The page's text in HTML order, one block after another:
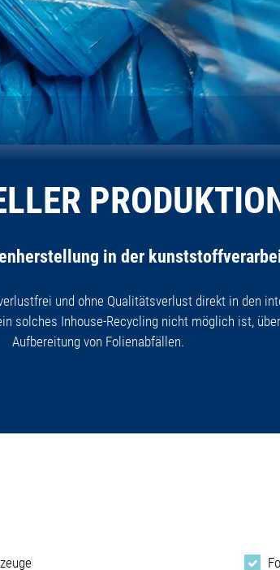
in der
und ohne Qualitätsverlust direkt in den
solches Inhouse-Recycling nicht möglich ist,
Aufbereitung von Folienabfällen.